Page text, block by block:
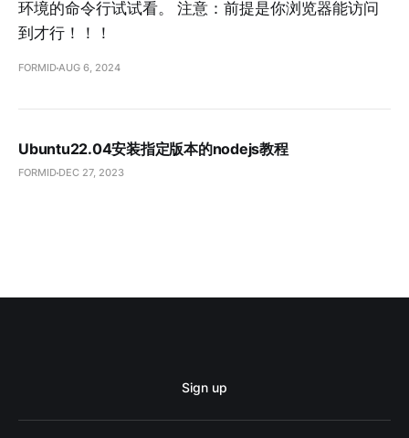
环境的命令行试试看。 注意：前提是你浏览器能访问
到才行！！！
FORMIDAUG 6, 2024
Ubuntu22.04安装指定版本的nodejs教程
FORMID DEC 27, 2023
Sign up